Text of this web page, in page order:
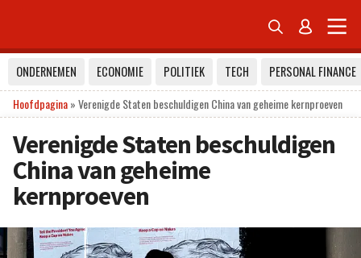
 
ONDERNEMEN ECONOMIE POLITIEK TECH
PERSONAL FINANCE
Hoofdpagina»Verenigde Staten beschuldigen China van geheime kernproeven
Verenigde Staten beschuldigen
China van geheime
kernproeven